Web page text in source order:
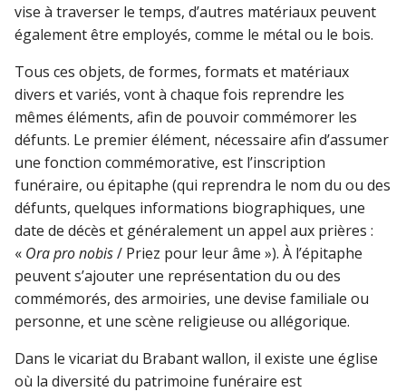
vise à traverser le temps, d’autres matériaux peuvent
également être employés, comme le métal ou le bois.
Tous ces objets, de formes, formats et matériaux
divers et variés, vont à chaque fois reprendre les
mêmes éléments, afin de pouvoir commémorer les
défunts. Le premier élément, nécessaire afin d’assumer
une fonction commémorative, est l’inscription
funéraire, ou épitaphe (qui reprendra le nom du ou des
défunts, quelques informations biographiques, une
date de décès et généralement un appel aux prières :
« Ora pro nobis/ Priez pour leur âme »). À l’épitaphe
peuvent s’ajouter une représentation du ou des
commémorés, des armoiries, une devise familiale ou
personne, et une scène religieuse ou allégorique.
Dans le vicariat du Brabant wallon, il existe une église
où la diversité du patrimoine funéraire est